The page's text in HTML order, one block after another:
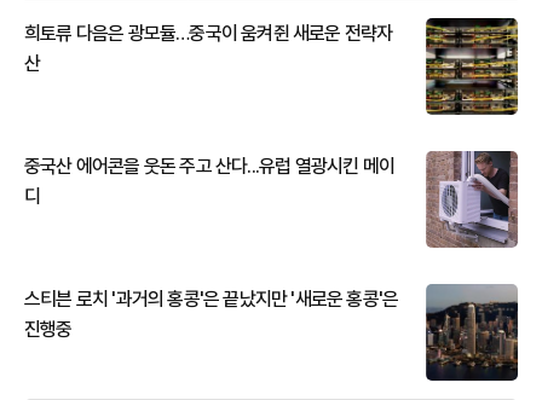
희토류 다음은 광모듈…중국이 움켜쥔 새로운 전략자
산
중국산 에어콘을 웃돈 주고 산다...유럽 열광시킨 메이
디
스티븐 로치 '과거의 홍콩'은 끝났지만 '새로운 홍콩'은
진행중